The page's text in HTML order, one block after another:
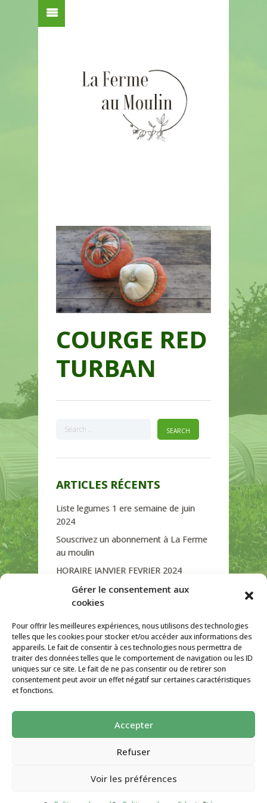
Gérer le consentement aux
cookies
Pour offrir les meilleures expériences, nous utilisons des technologies
telles que les cookies pour stocker et/ou accéder aux informations des
appareils. Le fait de consentir à ces technologies nous permettra de
traiter des données telles que le comportement de navigation ou les ID
uniques sur ce site. Le fait de ne pas consentir ou de retirer son
consentement peut avoir un effet négatif sur certaines caractéristiques
et fonctions.
Accepter
Refuser
Voir les préférences
COURGE RED
TURBAN
ARTICLES RÉCENTS
Liste legumes 1 ere semaine de juin
2024
Souscrivez un abonnement à La Ferme
au moulin
HORAIRE JANVIER FEVRIER 2024
Soutien de La Province de Liège
JOURNEE PORTES OUVERTES
CATÉGORIES
La ferme Au Moulin 2026 - Tous droits
réservés